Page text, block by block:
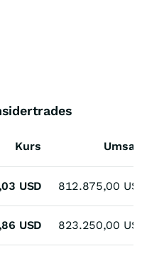
Kurs
USD 812.875,00
USD 823.250,00